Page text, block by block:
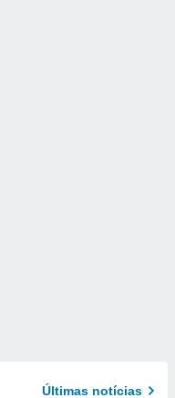
Últimas notícias